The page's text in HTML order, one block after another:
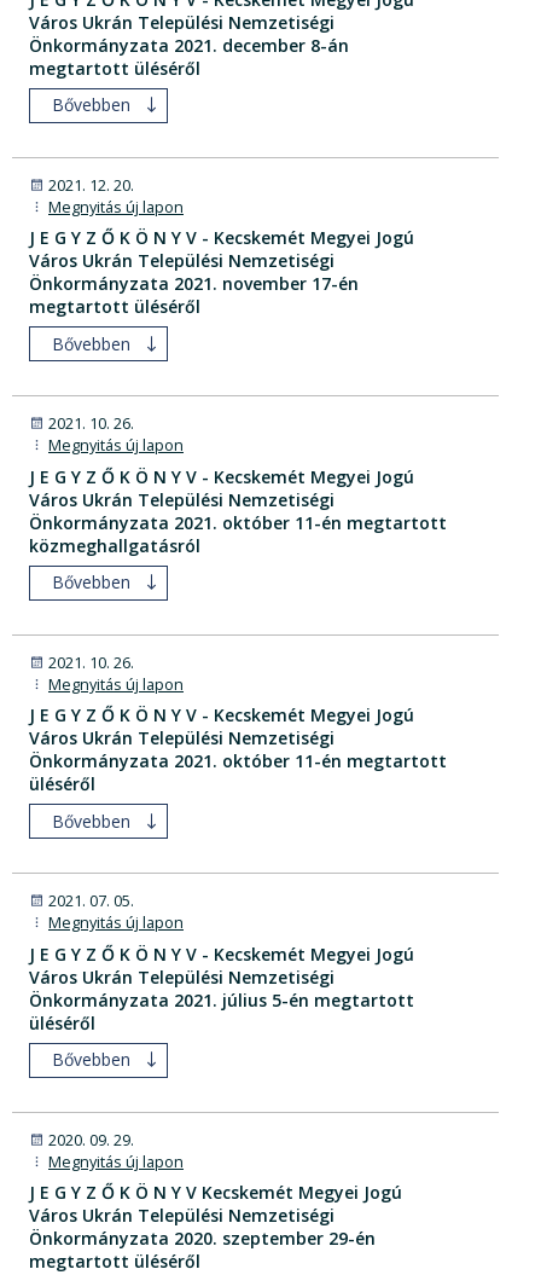
Város Ukrán Települési Nemzetiségi
Önkormányzata 2021. december 8-án
megtartott üléséről
Bővebben
2021. 12. 20.
Megnyitás új lapon
J E G Y Z Ő K Ö N Y V - Kecskemét Megyei Jogú
Város Ukrán Települési Nemzetiségi
Önkormányzata 2021. november 17-én
megtartott üléséről
Bővebben
2021. 10. 26.
Megnyitás új lapon
J E G Y Z Ő K Ö N Y V - Kecskemét Megyei Jogú
Város Ukrán Települési Nemzetiségi
Önkormányzata 2021. október 11-én megtartott
közmeghallgatásról
Bővebben
2021. 10. 26.
Megnyitás új lapon
J E G Y Z Ő K Ö N Y V - Kecskemét Megyei Jogú
Város Ukrán Települési Nemzetiségi
Önkormányzata 2021. október 11-én megtartott
üléséről
Bővebben
2021. 07. 05.
Megnyitás új lapon
J E G Y Z Ő K Ö N Y V - Kecskemét Megyei Jogú
Város Ukrán Települési Nemzetiségi
Önkormányzata 2021. július 5-én megtartott
üléséről
Bővebben
2020. 09. 29.
Megnyitás új lapon
J E G Y Z Ő K Ö N Y V Kecskemét Megyei Jogú
Város Ukrán Települési Nemzetiségi
Önkormányzata 2020. szeptember 29-én
megtartott üléséről